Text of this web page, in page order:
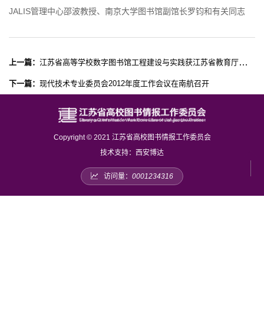
JALIS管理中心邵波教授、南京大学图书馆副馆长罗钧和有关同志
上一篇： 江苏省高等学校数字图书馆工程建设与实践获江苏省教育厅教学成果奖"一等奖
下一篇： 现代技术专业委员会2012年度工作会议在南航召开
Copyright © 2021 江苏省高校图书情报工作委员会
技术支持： 西安博达
访问量： 0001234316